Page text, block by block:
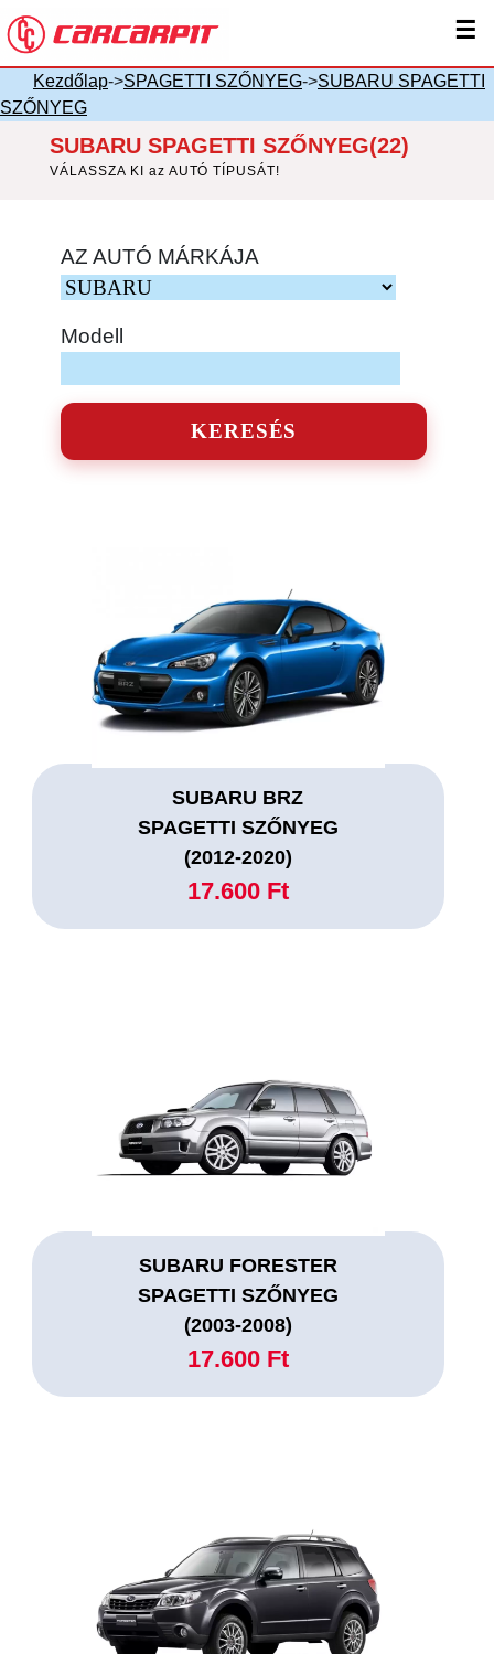
☰
Kezdőlap->SPAGETTI SZŐNYEG->SUBARU SPAGETTI
SZŐNYEG
SUBARU SPAGETTI SZŐNYEG(22)
VÁLASSZA KI az AUTÓ TÍPUSÁT!
AZ AUTÓ MÁRKÁJA
Modell
KERESÉS
SUBARU BRZ
SPAGETTI SZŐNYEG
(2012-2020)
17.600 Ft
SUBARU FORESTER
SPAGETTI SZŐNYEG
(2003-2008)
17.600 Ft